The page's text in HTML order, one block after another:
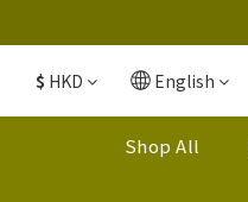
$ HKD English
Shop All